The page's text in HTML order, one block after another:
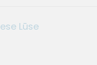
Lūse